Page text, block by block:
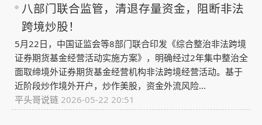
八部门联合监管，清退存量资金，阻断非法
跨境炒股！
5月22日，中国证监会等8部门联合印发《综合整治非法跨境
证券期货基金经营活动实施方案》，明确经过2年集中整治全
面取缔境外证券期货基金经营机构非法跨境经营活动。基于
近阶段炒作境外开户，炒作美股，资金外流风险...
平头哥说链 2026-05-22 20:51